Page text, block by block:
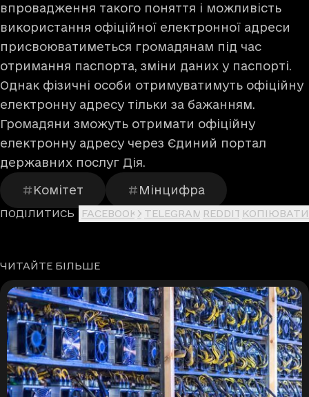
впровадження такого поняття і можливість
використання офіційної електронної адреси
присвоюватиметься громадянам під час
отримання паспорта, зміни даних у паспорті.
Однак фізичні особи отримуватимуть офіційну
електронну адресу тільки за бажанням.
Громадяни зможуть отримати офіційну
електронну адресу через Єдиний портал
державних послуг Дія.
Комітет Мінцифра
ПОДІЛИТИСЬ FACEBOOK X TELEGRAM REDDIT КОПІЮВАТИ
ЧИТАЙТЕ БІЛЬШЕ